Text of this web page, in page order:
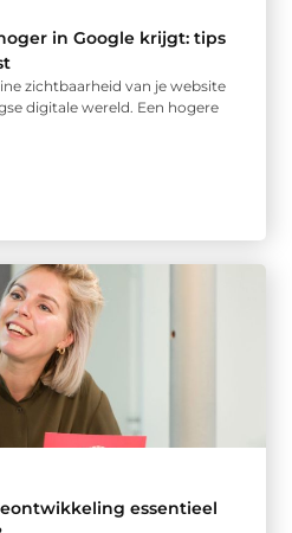
in Google krijgt: tips
zichtbaarheid van je website
digitale wereld. Een hogere
essentieel